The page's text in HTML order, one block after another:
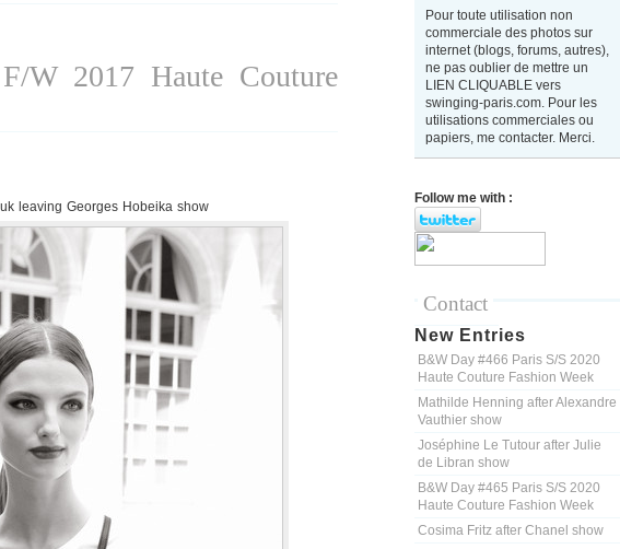
Pour toute utilisation non
commerciale des photos sur
internet (blogs, forums, autres),
ne pas oublier de mettre un
LIEN CLIQUABLE vers
swinging-paris.com. Pour les
utilisations commerciales ou
papiers, me contacter. Merci.
Follow me with :
Contact
New Entries
B&W Day #466 Paris S/S 2020
Haute Couture Fashion Week
Mathilde Henning after Alexandre
Vauthier show
Joséphine Le Tutour after Julie
de Libran show
B&W Day #465 Paris S/S 2020
Haute Couture Fashion Week
Cosima Fritz after Chanel show
W 2017 Haute Couture
leaving Georges Hobeika show